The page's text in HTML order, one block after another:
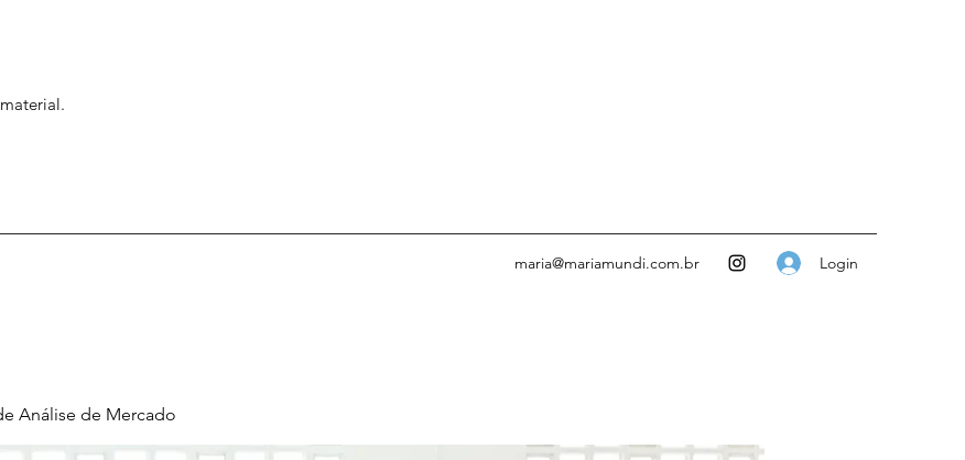
maria@mariamundi.com.br Login
Análise de Mercado